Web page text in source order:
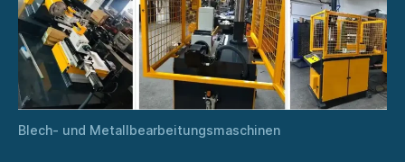
Blech- und Metallbearbeitungsmaschinen